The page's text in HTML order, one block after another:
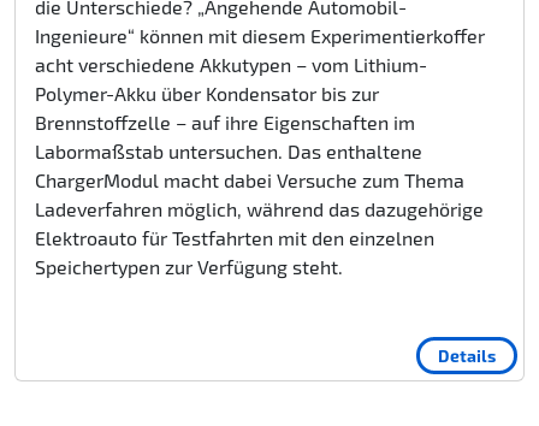
die Unterschiede? „Angehende Automobil-
Ingenieure“ können mit diesem Experimentierkoffer
acht verschiedene Akkutypen – vom Lithium-
Polymer-Akku über Kondensator bis zur
Brennstoffzelle – auf ihre Eigenschaften im
Labormaßstab untersuchen. Das enthaltene
ChargerModul macht dabei Versuche zum Thema
Ladeverfahren möglich, während das dazugehörige
Elektroauto für Testfahrten mit den einzelnen
Speichertypen zur Verfügung steht.
Details